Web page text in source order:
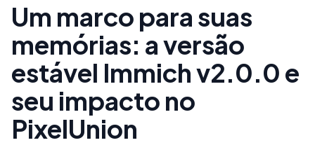
Um marco para suas
memórias: a versão
estável Immich v2.0.0 e
seu impacto no
PixelUnion